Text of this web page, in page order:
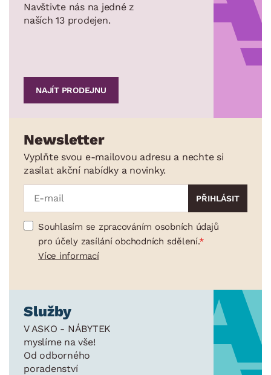
Navštivte nás na jedné z
naších 13 prodejen.
NAJÍT PRODEJNU
Newsletter
Vyplňte svou e-mailovou adresu a nechte si
zasílat akční nabídky a novinky.
Souhlasím se zpracováním osobních údajů
pro účely zasílání obchodních sdělení.
Více informací
Služby
V ASKO - NÁBYTEK
myslíme na vše!
Od odborného
poradenství